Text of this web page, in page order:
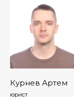
Курнев Артем
юрист